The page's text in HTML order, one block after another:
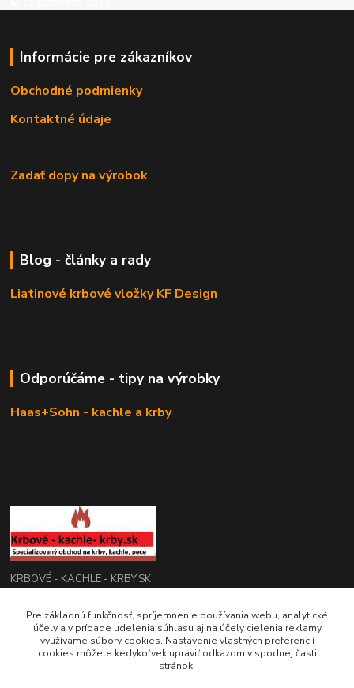
Informácie pre zákazníkov
Obchodné podmienky
Kontaktné údaje
Zadať dopy na výrobok
Blog - články a rady
Liatinové krbové vložky KF Design
Odporúčáme - tipy na výrobky
Haas+Sohn - kachle a krby
KRBOVÉ - KACHLE - KRBY.SK
0949 476 255
08:00 - 17.00
Pre základnú funkčnosť, spríjemnenie používania webu, analytické
účely a v prípade udelenia súhlasu aj na účely cielenia reklamy
využívame súbory cookies. Nastavenie vlastných preferencií
cookies môžete kedykoľvek upraviť odkazom v spodnej časti
stránok.